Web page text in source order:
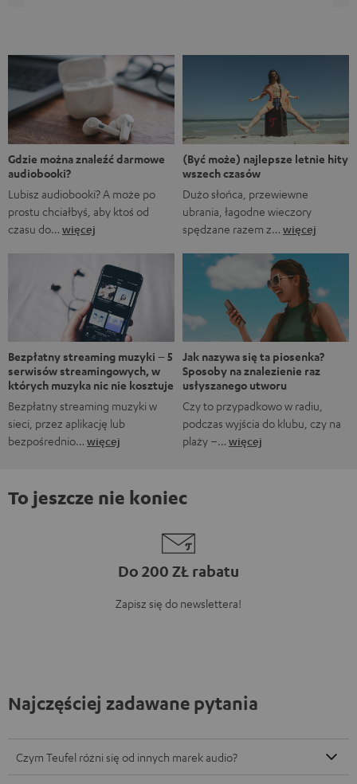
Marvela A gdyby…?, w którym rozgrywane są
alternatywne historie z FUM. Oczywiście fani Marvela
natychmiast rozpoznają, że pierwsze trzy tytuły to filmy
Marvela, podczas gdy ostatnie to tytuły obecnych lub
nadchodzących seriali. […]
Gdzie można znaleźć darmowe
audiobooki?
Lubisz audiobooki? A może po
prostu chciałbyś, aby ktoś od
czasu do… więcej
(Być może) najlepsze letnie hity
wszech czasów
Dużo słońca, przewiewne
ubrania, łagodne wieczory
spędzane razem z… więcej
Bezpłatny streaming muzyki – 5
serwisów streamingowych, w
których muzyka nic nie kosztuje
Bezpłatny streaming muzyki w
sieci, przez aplikację lub
bezpośrednio… więcej
Jak nazywa się ta piosenka?
Sposoby na znalezienie raz
usłyszanego utworu
Czy to przypadkowo w radiu,
podczas wyjścia do klubu, czy na
plaży –… więcej
To jeszcze nie koniec
Do 200 ZŁ rabatu
Zapisz się do newslettera!
Najczęściej zadawane pytania
Czym Teufel różni się od innych marek audio?